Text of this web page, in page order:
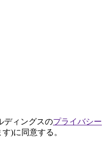
ディングスのプライバシー
す)に同意する。